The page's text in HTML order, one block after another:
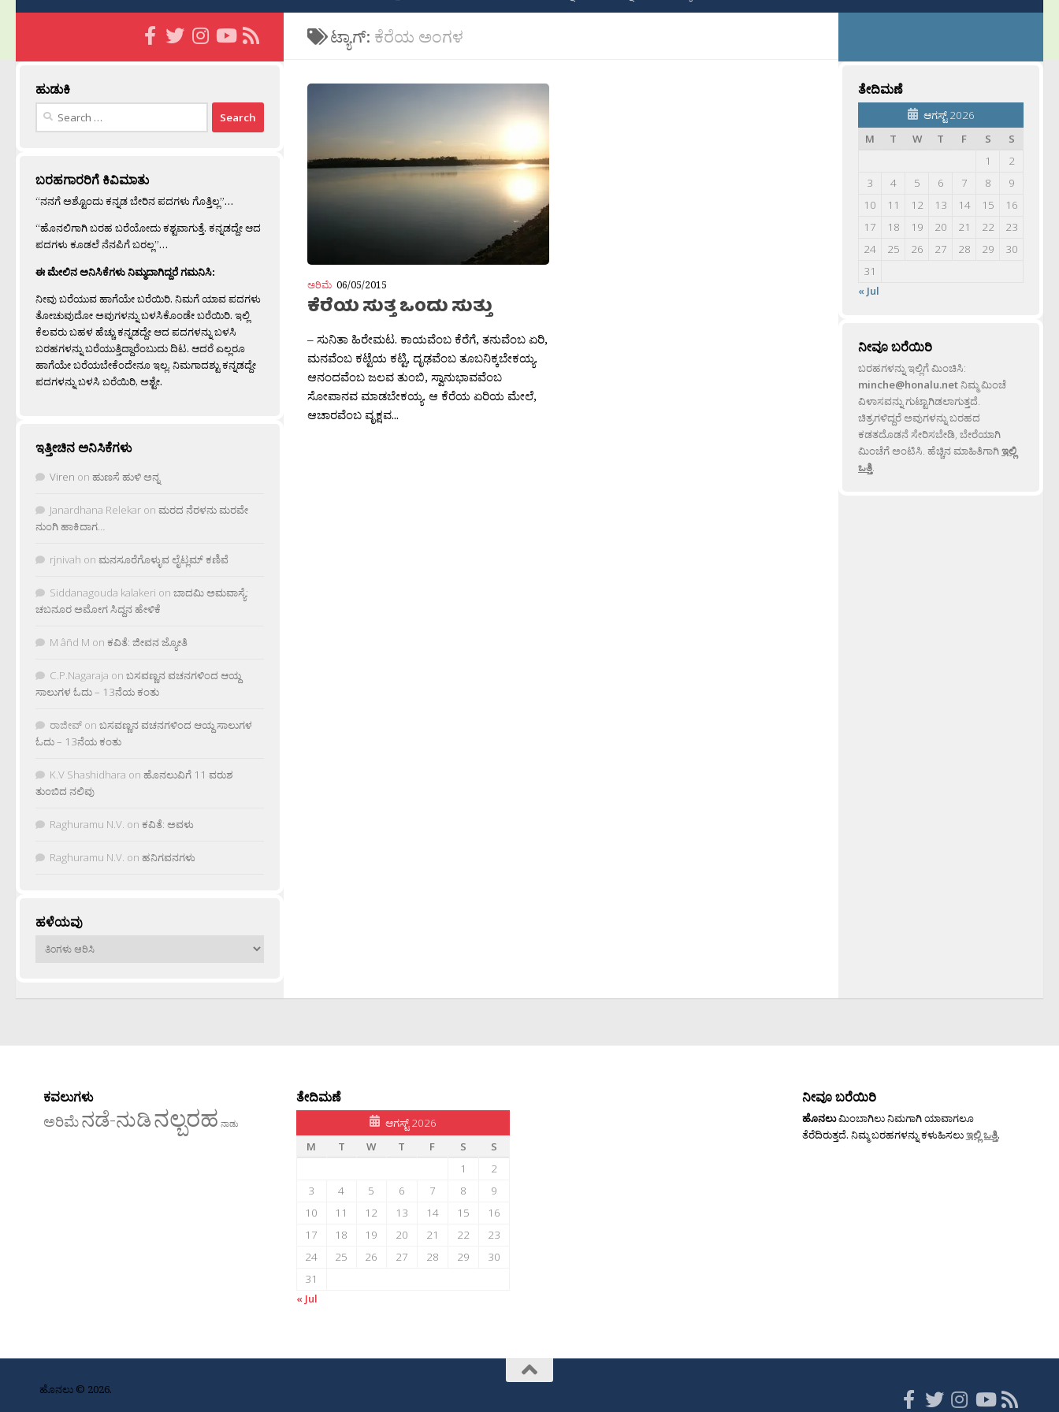
ಟ್ಯಾಗ್: ಕೆರೆಯ ಅಂಗಳ
ಅರಿಮೆ 06/05/2015
ಕೆರೆಯ ಸುತ್ತ ಒಂದು ಸುತ್ತು
– ಸುನಿತಾ ಹಿರೇಮಟ. ಕಾಯವೆಂಬ ಕೆರೆಗೆ, ತನುವೆಂಬ ಏರಿ,
ಮನವೆಂಬ ಕಟ್ಟೆಯ ಕಟ್ಟಿ, ದೃಢವೆಂಬ ತೂಬನಿಕ್ಕಬೇಕಯ್ಯ.
ಆನಂದವೆಂಬ ಜಲವ ತುಂಬಿ, ಸ್ವಾನುಭಾವವೆಂಬ
ಸೋಪಾನವ ಮಾಡಬೇಕಯ್ಯ. ಆ ಕೆರೆಯ ಏರಿಯ ಮೇಲೆ,
ಆಚಾರವೆಂಬ ವೃಕ್ಷವ...
ಹುಡುಕಿ
Search
ಬರಹಗಾರರಿಗೆ ಕಿವಿಮಾತು
“ನನಗೆ ಅಶ್ಟೊಂದು ಕನ್ನಡ ಬೇರಿನ ಪದಗಳು ಗೊತ್ತಿಲ್ಲ”…
“ಹೊನಲಿಗಾಗಿ ಬರಹ ಬರೆಯೋದು ಕಶ್ಟವಾಗುತ್ತೆ. ಕನ್ನಡದ್ದೇ ಆದ
ಪದಗಳು ಕೂಡಲೆ ನೆನಪಿಗೆ ಬರಲ್ಲ”…
ಈ ಮೇಲಿನ ಅನಿಸಿಕೆಗಳು ನಿಮ್ಮದಾಗಿದ್ದರೆ ಗಮನಿಸಿ:
ನೀವು ಬರೆಯುವ ಹಾಗೆಯೇ ಬರೆಯಿರಿ. ನಿಮಗೆ ಯಾವ ಪದಗಳು
ತೋಚುವುದೋ ಅವುಗಳನ್ನು ಬಳಸಿಕೊಂಡೇ ಬರೆಯಿರಿ. ಇಲ್ಲಿ
ಕೆಲವರು ಬಹಳ ಹೆಚ್ಚು ಕನ್ನಡದ್ದೇ ಆದ ಪದಗಳನ್ನು ಬಳಸಿ
ಬರಹಗಳನ್ನು ಬರೆಯುತ್ತಿದ್ದಾರೆಂಬುದು ದಿಟ. ಆದರೆ ಎಲ್ಲರೂ
ಹಾಗೆಯೇ ಬರೆಯಬೇಕೆಂದೇನೂ ಇಲ್ಲ. ನಿಮಗಾದಶ್ಟು ಕನ್ನಡದ್ದೇ
ಪದಗಳನ್ನು ಬಳಸಿ ಬರೆಯಿರಿ, ಅಶ್ಟೇ.
ಇತ್ತೀಚಿನ ಅನಿಸಿಕೆಗಳು
Viren on ಹುಣಸೆ ಹುಳಿ ಅನ್ನ
Janardhana Relekar on ಮರದ ನೆರಳನು ಮರವೇ
ನುಂಗಿ ಹಾಕಿದಾಗ…
rjnivah on ಮನಸೂರೆಗೊಳ್ಳುವ ಲೈಟ್ಲಮ್ ಕಣಿವೆ
Siddanagouda kalakeri on ಬಾದಮಿ ಅಮವಾಸ್ಯೆ:
ಚಬನೂರ ಅಮೋಗ ಸಿದ್ದನ ಹೇಳಿಕೆ
M âñd M on ಕವಿತೆ: ಜೀವನ ಜ್ಯೋತಿ
C.P.Nagaraja on ಬಸವಣ್ಣನ ವಚನಗಳಿಂದ ಆಯ್ದ
ಸಾಲುಗಳ ಓದು – 13ನೆಯ ಕಂತು
ರಾಜೀವ್ on ಬಸವಣ್ಣನ ವಚನಗಳಿಂದ ಆಯ್ದ ಸಾಲುಗಳ
ಓದು – 13ನೆಯ ಕಂತು
K.V Shashidhara on ಹೊನಲುವಿಗೆ 11 ವರುಶ
ತುಂಬಿದ ನಲಿವು
Raghuramu N.V. on ಕವಿತೆ: ಅವಳು
Raghuramu N.V. on ಹನಿಗವನಗಳು
ಹಳೆಯವು
ಹಳೆಯವು
ತೇದಿಮಣೆ
ಆಗಸ್ಟ್ 2026
M
T W T F S
S
1
2
3
4 5 6 7 8
9
10
11 12 13 14 15
16
17
18 19 20 21 22
23
24
25 26 27 28 29
30
31
« Jul
ನೀವೂ ಬರೆಯಿರಿ
ಬರಹಗಳನ್ನು ಇಲ್ಲಿಗೆ ಮಿಂಚಿಸಿ:
minche@honalu.netನಿಮ್ಮ ಮಿಂಚೆ
ವಿಳಾಸವನ್ನು ಗುಟ್ಟಾಗಿಡಲಾಗುತ್ತದೆ.
ಚಿತ್ರಗಳಿದ್ದರೆ ಅವುಗಳನ್ನು ಬರಹದ
ಕಡತದೊಡನೆ ಸೇರಿಸಬೇಡಿ, ಬೇರೆಯಾಗಿ
ಮಿಂಚೆಗೆ ಅಂಟಿಸಿ. ಹೆಚ್ಚಿನ ಮಾಹಿತಿಗಾಗಿಇಲ್ಲಿ
ಒತ್ತಿ.
ಕವಲುಗಳು
ಅರಿಮೆನಡೆ-ನುಡಿನಲ್ಬರಹ ನಾಡು
ತೇದಿಮಣೆ
ಆಗಸ್ಟ್ 2026
M
T W T F S
S
1
2
3
4 5 6 7 8
9
10
11 12 13 14 15
16
17
18 19 20 21 22
23
24
25 26 27 28 29
30
31
« Jul
ನೀವೂ ಬರೆಯಿರಿ
ಹೊನಲುಮಿಂಬಾಗಿಲು ನಿಮಗಾಗಿ ಯಾವಾಗಲೂ
ತೆರೆದಿರುತ್ತದೆ. ನಿಮ್ಮ ಬರಹಗಳನ್ನು ಕಳುಹಿಸಲುಇಲ್ಲಿ ಒತ್ತಿ.
ಹೊನಲು © 2026.